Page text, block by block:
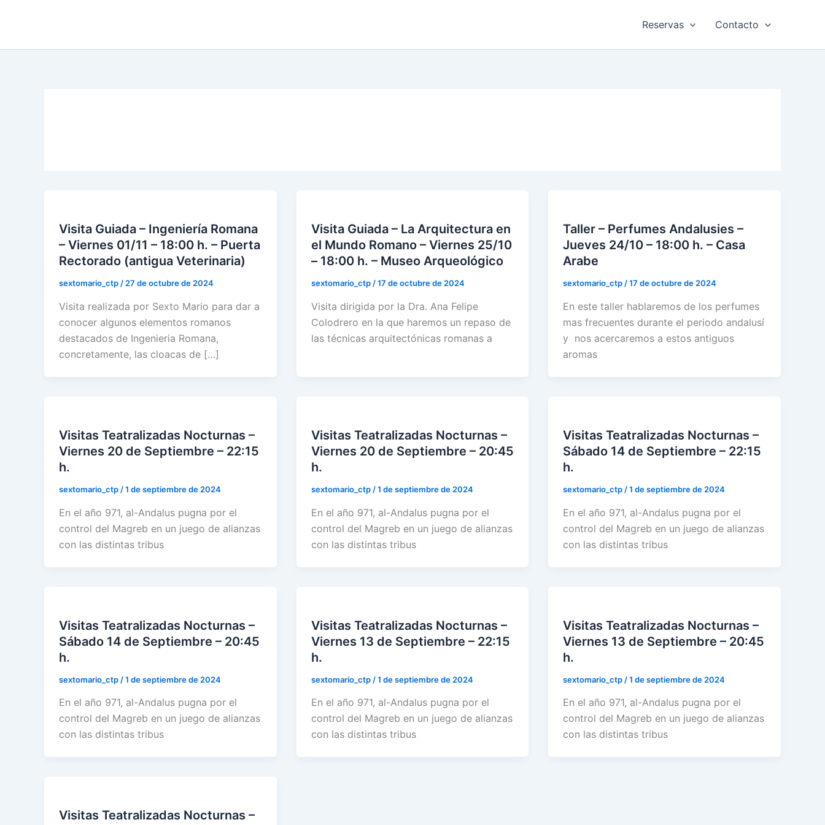
Reservas Contacto
Visita Guiada – Ingeniería Romana
– Viernes 01/11 – 18:00 h. – Puerta
Rectorado (antigua Veterinaria)
sextomario_ctp/27 de octubre de 2024
Visita realizada por Sexto Mario para dar a
conocer algunos elementos romanos
destacados de Ingenieria Romana,
concretamente, las cloacas de […]
Visita Guiada – La Arquitectura en
el Mundo Romano – Viernes 25/10
– 18:00 h. – Museo Arqueológico
sextomario_ctp/17 de octubre de 2024
Visita dirigida por la Dra. Ana Felipe
Colodrero en la que haremos un repaso de
las técnicas arquitectónicas romanas a
Taller – Perfumes Andalusies –
Jueves 24/10 – 18:00 h. – Casa
Arabe
sextomario_ctp/17 de octubre de 2024
En este taller hablaremos de los perfumes
mas frecuentes durante el periodo andalusí
y nos acercaremos a estos antiguos
aromas
Visitas Teatralizadas Nocturnas –
Viernes 20 de Septiembre – 22:15
h.
sextomario_ctp /1 de septiembre de 2024
En el año 971, al-Andalus pugna por el
control del Magreb en un juego de alianzas
con las distintas tribus
Visitas Teatralizadas Nocturnas –
Viernes 20 de Septiembre – 20:45
h.
sextomario_ctp /1 de septiembre de 2024
En el año 971, al-Andalus pugna por el
control del Magreb en un juego de alianzas
con las distintas tribus
Visitas Teatralizadas Nocturnas –
Sábado 14 de Septiembre – 22:15
h.
sextomario_ctp /1 de septiembre de 2024
En el año 971, al-Andalus pugna por el
control del Magreb en un juego de alianzas
con las distintas tribus
Visitas Teatralizadas Nocturnas –
Sábado 14 de Septiembre – 20:45
h.
sextomario_ctp /1 de septiembre de 2024
En el año 971, al-Andalus pugna por el
control del Magreb en un juego de alianzas
con las distintas tribus
Visitas Teatralizadas Nocturnas –
Viernes 13 de Septiembre – 22:15
h.
sextomario_ctp /1 de septiembre de 2024
En el año 971, al-Andalus pugna por el
control del Magreb en un juego de alianzas
con las distintas tribus
Visitas Teatralizadas Nocturnas –
Viernes 13 de Septiembre – 20:45
h.
sextomario_ctp /1 de septiembre de 2024
En el año 971, al-Andalus pugna por el
control del Magreb en un juego de alianzas
con las distintas tribus
Visitas Teatralizadas Nocturnas –